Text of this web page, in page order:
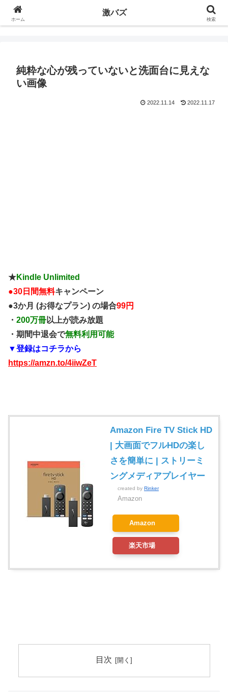
純粋な心が残っていないと洗面台に見えな
い画像
2022.11.14 2022.11.17
★Kindle Unlimited
●30日間無料キャンペーン
●3か月 (お得なプラン) の場合99円
・ 200万冊以上が読み放題
・期間中退会で無料利用可能
▼登録はコチラから
https://amzn.to/4iiwZeT
Amazon Fire TV Stick HD
| 大画面でフルHDの楽し
さを簡単に | ストリーミ
ングメディアプレイヤー
created by Rinker
Amazon
Amazon
楽天市場
目次
ホーム
激バズ
検索